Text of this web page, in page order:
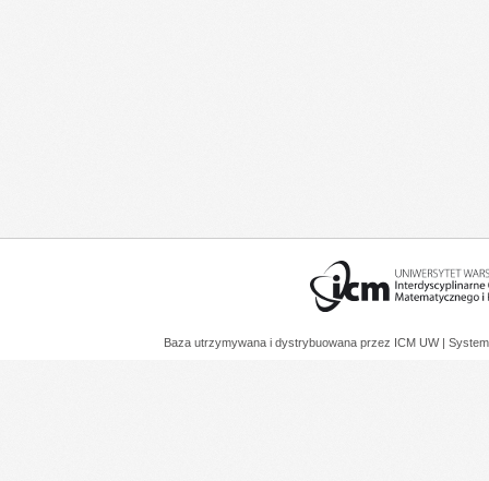
Baza utrzymywana i dystrybuowana przez ICM UW |